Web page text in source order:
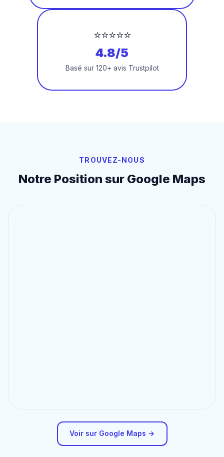
⭐⭐⭐⭐⭐
4.8/5
Basé sur 120+ avis Trustpilot
TROUVEZ-NOUS
Notre Position sur Google Maps
Voir sur Google Maps →